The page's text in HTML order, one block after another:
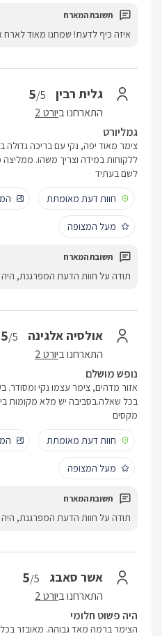
איזה כיף לדעת! שמחנו מאוד
גלית רבין 5/5
התארחנו ביורט 2
גמליורט
צימר מאוד יפה, נקי עם בריכה גדולה
ללקוחות במידה וצריך משהו.
לשם בעתיד
חוות דעת מאומתת
מעל המצופה
תודה על חוות הדעת המפרגנת,
אולסיה אלגינה 5/5
התארחנו ביורט 2
נופש מושלם
אזור מדהים, צימר עצמו נקי
בכל שאלה.בסביבה יש מלא מקומות
מקסים
חוות דעת מאומתת
מעל המצופה
תודה על חוות הדעת המפרגנת,
אשר סאבג 5/5
התארחנו ביורט 2
היה פשוט חלומי
הצימר ברמה מאד גבוהה. מאובזר